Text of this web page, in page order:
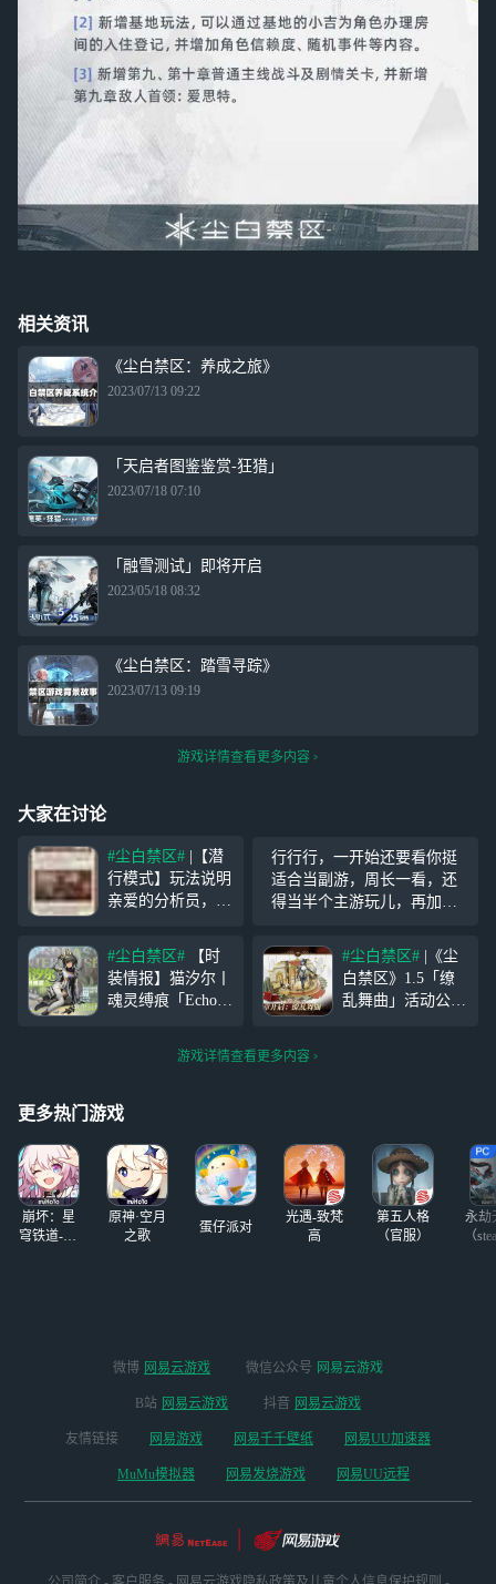
相关资讯
《尘白禁区：养成之旅》
2023/07/13 09:22
「天启者图鉴鉴赏-狂猎」
2023/07/18 07:10
「融雪测试」即将开启
2023/05/18 08:32
《尘白禁区：踏雪寻踪》
2023/07/13 09:19
游戏详情查看更多内容
大家在讨论
#尘白禁区# |【潜
行模式】玩法说明
亲爱的分析员，1.
新维护后开启，届
时您可在「缭乱舞
曲」主线关卡中体
验到全新玩法「潜
高超枪法，也是时
活走位技巧了，
行行行，一开始还要看你挺
适合当副游，周长一看，还
得当半个主游玩儿，再加上
学原神池子)，所以打完困难
10我就直接退役了。 (目前目
标6/10)
#尘白禁区# 【时
装情报】猫汐尔丨
魂灵缚痕「Echoes
白。生命是如何在
荒芜沙地里繁衍
要选择这样的生存
式：通关主线故事
第4章即可获得 ※
#尘白禁区# |《尘
白禁区》1.5「缭
乱舞曲」活动公告
馆，这里正举办一
场奢靡的假面舞
会，分
游戏详情查看更多内容
更多热门游戏
崩坏：星
穹铁道-4.4
原神·空月
之歌
蛋仔派对
光遇-致梵
高
第五人格
（官服）
永劫
（
微博 网易云游戏 微信公众号 网易云游戏
B站 网易云游戏 抖音 网易云游戏
友情链接 网易游戏 网易千千壁纸 网易UU加速器
MuMu模拟器 网易发烧游戏 网易UU远程